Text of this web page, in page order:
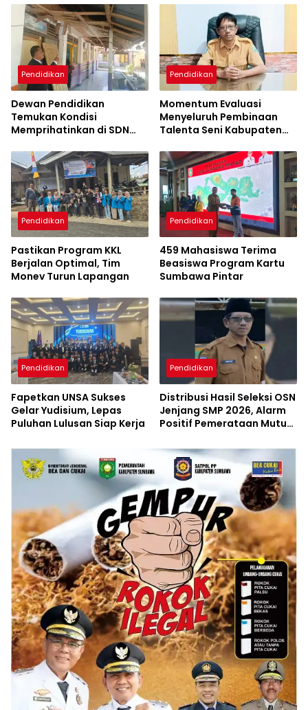
Pendidikan
Dewan Pendidikan
Temukan Kondisi
Memprihatinkan di SDN
hingga Meja-Kursi Tak
Memadai
Pendidikan
Momentum Evaluasi
Menyeluruh Pembinaan
Talenta Seni Kabupaten
Pendidikan
Pastikan Program KKL
Berjalan Optimal, Tim
Monev Turun Lapangan
Pendidikan
459 Mahasiswa Terima
Beasiswa Program Kartu
Sumbawa Pintar
Pendidikan
Fapetkan UNSA Sukses
Gelar Yudisium, Lepas
Puluhan Lulusan Siap Kerja
Pendidikan
Distribusi Hasil Seleksi OSN
Jenjang SMP 2026, Alarm
Positif Pemerataan Mutu